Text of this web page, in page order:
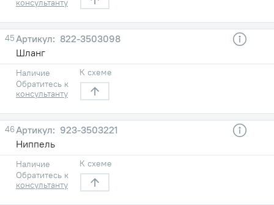
консультанту
45
822-3503098
Шланг
Наличие
Обратитесь к
консультанту
К схеме
46
923-3503221
Ниппель
Наличие
Обратитесь к
консультанту
К схеме